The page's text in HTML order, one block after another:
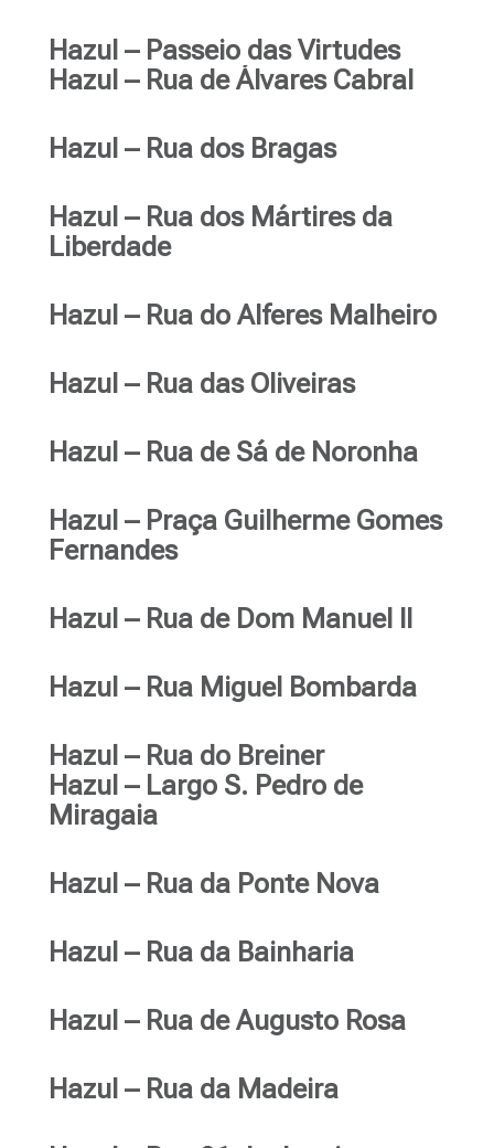
Hazul – Passeio das Virtudes
Hazul – Rua de Álvares Cabral
Hazul – Rua dos Bragas
Hazul – Rua dos Mártires da
Liberdade
Hazul – Rua do Alferes Malheiro
Hazul – Rua das Oliveiras
Hazul – Rua de Sá de Noronha
Hazul – Praça Guilherme Gomes
Fernandes
Hazul – Rua de Dom Manuel II
Hazul – Rua Miguel Bombarda
Hazul – Rua do Breiner
Hazul – Largo S. Pedro de
Miragaia
Hazul – Rua da Ponte Nova
Hazul – Rua da Bainharia
Hazul – Rua de Augusto Rosa
Hazul – Rua da Madeira